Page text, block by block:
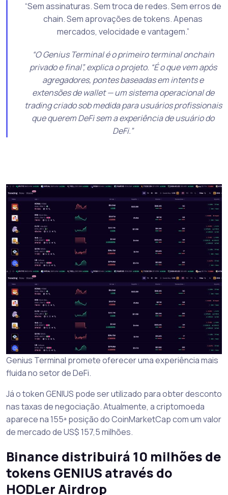
“Sem assinaturas. Sem troca de redes. Sem erros de
chain. Sem aprovações de tokens. Apenas
mercados, velocidade e vantagem.”
“O Genius Terminal é o primeiro terminal onchain
privado e final”, explica o projeto. “É o que vem após
agregadores, pontes baseadas em intents e
extensões de wallet — um sistema operacional de
trading criado sob medida para usuários profissionais
que querem DeFi sem a experiência de usuário do
DeFi.”
Genius Terminal promete oferecer uma experiência mais
fluida no setor de DeFi.
Já o token GENIUS pode ser utilizado para obter desconto
nas taxas de negociação. Atualmente, a criptomoeda
aparece na 155ª posição do CoinMarketCap com um valor
de mercado de US$ 157,5 milhões.
Binance distribuirá 10 milhões de
tokens GENIUS através do
HODLer Airdrop